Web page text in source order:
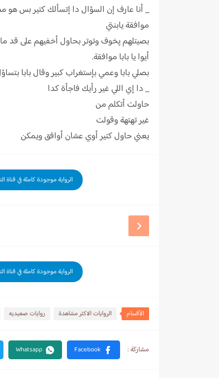
_ أنا عارف إن السؤال دا إتسألك كتير بس
موافقة يابنتي
بصيتلهم پخوف وتوتر بحاول أخفيهم على قد
أيوا يا بابا موافقة.
بصلي بابا وعمي بإستغراب كبير وقال بابا
_ دا إي اللي غير رأيك فاجأة كدا
حاولت أتكلم من
غير تهتهة وقولت
يعني حاول كتير أوي عشان أوافق ويمكن
الرواية موجودة كاملة في قناة
الرواية موجودة كاملة في قناة
الأقسام الروايات الاكثر مشاهدة روايات صعيديه